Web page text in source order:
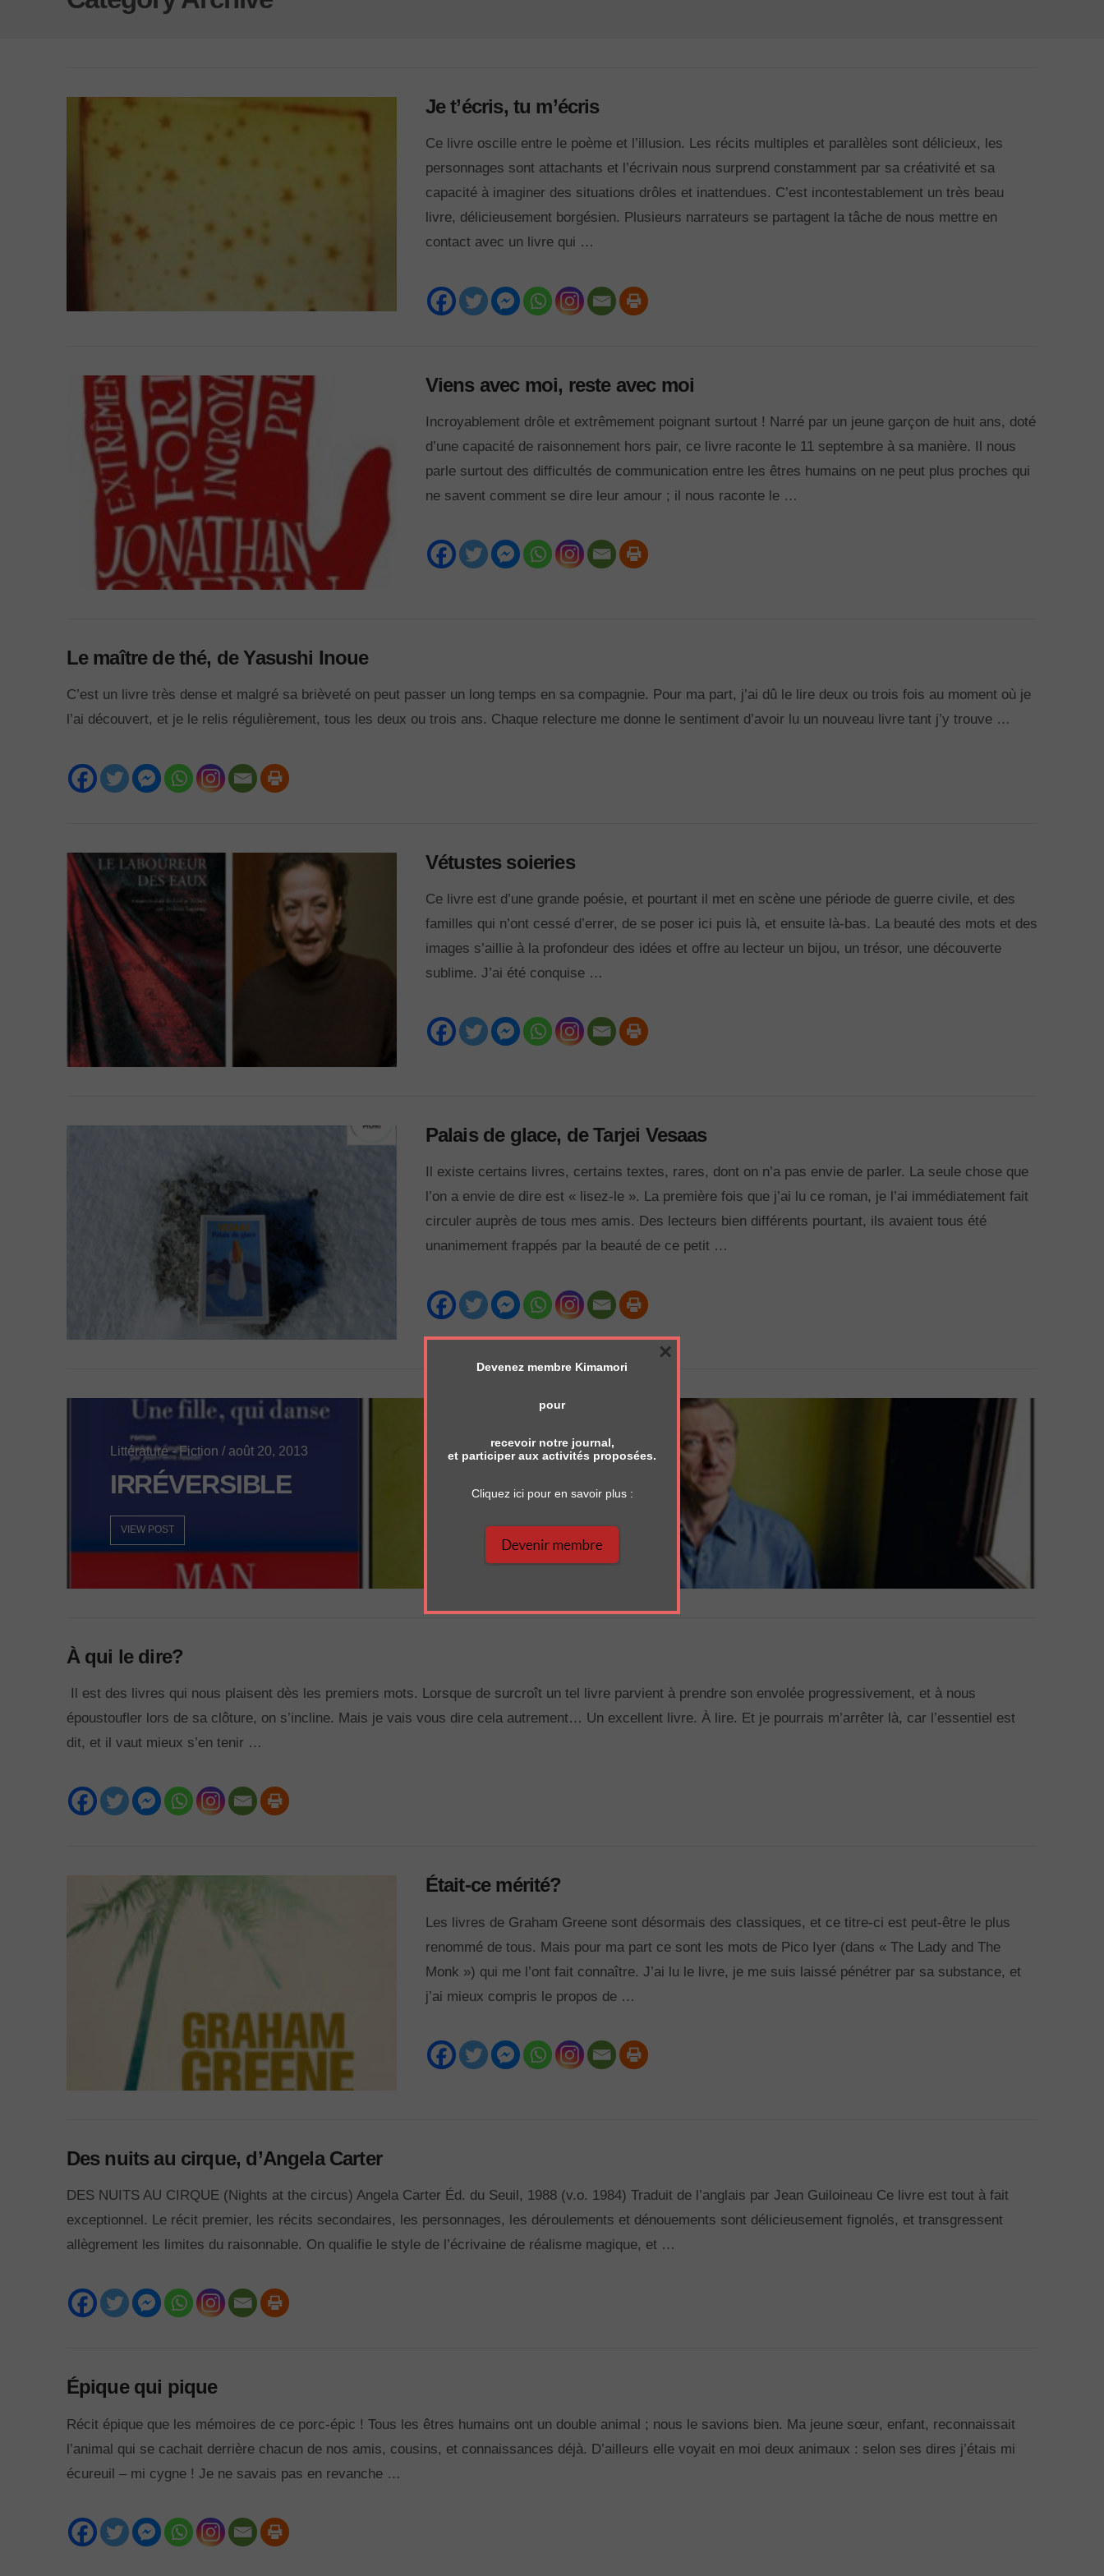
Je t’écris, tu m’écris
Ce livre oscille entre le poème et l’illusion. Les récits multiples et parallèles sont délicieux, les
personnages sont attachants et l’écrivain nous surprend constamment par sa créativité et sa
capacité à imaginer des situations drôles et inattendues. C’est incontestablement un très beau
livre, délicieusement borgésien. Plusieurs narrateurs se partagent la tâche de nous mettre en
contact avec un livre qui …
VIEW POST
Viens avec moi, reste avec moi
Incroyablement drôle et extrêmement poignant surtout ! Narré par un jeune garçon de huit ans, doté
d’une capacité de raisonnement hors pair, ce livre raconte le 11 septembre à sa manière. Il nous
parle surtout des difficultés de communication entre les êtres humains on ne peut plus proches qui
ne savent comment se dire leur amour ; il nous raconte le …
Le maître de thé, de Yasushi Inoue
C’est un livre très dense et malgré sa brièveté on peut passer un long temps en sa compagnie. Pour ma part, j’ai dû le lire deux ou trois fois au moment où je
l’ai découvert, et je le relis régulièrement, tous les deux ou trois ans. Chaque relecture me donne le sentiment d’avoir lu un nouveau livre tant j’y trouve …
Vétustes soieries
Ce livre est d’une grande poésie, et pourtant il met en scène une période de guerre civile, et des
familles qui n’ont cessé d’errer, de se poser ici puis là, et ensuite là-bas. La beauté des mots et des
images s’aillie à la profondeur des idées et offre au lecteur un bijou, un trésor, une découverte
sublime. J’ai été conquise …
Palais de glace, de Tarjei Vesaas
Il existe certains livres, certains textes, rares, dont on n’a pas envie de parler. La seule chose que
l’on a envie de dire est « lisez-le ». La première fois que j’ai lu ce roman, je l’ai immédiatement fait
circuler auprès de tous mes amis. Des lecteurs bien différents pourtant, ils avaient tous été
unanimement frappés par la beauté de ce petit …
Littérature - Fiction / août 20, 2013
IRRÉVERSIBLE
VIEW POST
À qui le dire?
Il est des livres qui nous plaisent dès les premiers mots. Lorsque de surcroît un tel livre parvient à prendre son envolée progressivement, et à nous
époustoufler lors de sa clôture, on s’incline. Mais je vais vous dire cela autrement… Un excellent livre. À lire. Et je pourrais m’arrêter là, car l’essentiel est
dit, et il vaut mieux s’en tenir …
Était-ce mérité?
Les livres de Graham Greene sont désormais des classiques, et ce titre-ci est peut-être le plus
renommé de tous. Mais pour ma part ce sont les mots de Pico Iyer (dans « The Lady and The
Monk ») qui me l’ont fait connaître. J’ai lu le livre, je me suis laissé pénétrer par sa substance, et
j’ai mieux compris le propos de …
Des nuits au cirque, d’Angela Carter
DES NUITS AU CIRQUE (Nights at the circus) Angela Carter Éd. du Seuil, 1988 (v.o. 1984) Traduit de l’anglais par Jean Guiloineau Ce livre est tout à fait
exceptionnel. Le récit premier, les récits secondaires, les personnages, les déroulements et dénouements sont délicieusement fignolés, et transgressent
allègrement les limites du raisonnable. On qualifie le style de l’écrivaine de réalisme magique, et …
Épique qui pique
Récit épique que les mémoires de ce porc-épic ! Tous les êtres humains ont un double animal ; nous le savions bien. Ma jeune sœur, enfant, reconnaissait
l’animal qui se cachait derrière chacun de nos amis, cousins, et connaissances déjà. D’ailleurs elle voyait en moi deux animaux : selon ses dires j’étais mi
écureuil – mi cygne ! Je ne savais pas en revanche …
Devenez membre Kimamori
pour
recevoir notre journal,
et participer aux activités proposées.
Cliquez ici pour en savoir plus :
×